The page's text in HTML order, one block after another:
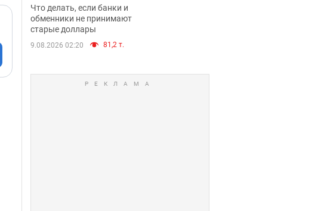
принимают ли
обменники и банки
такие купюры
Что делать, если банки и
обменники не принимают
старые доллары
9.08.2026 02:20 81,2 т.